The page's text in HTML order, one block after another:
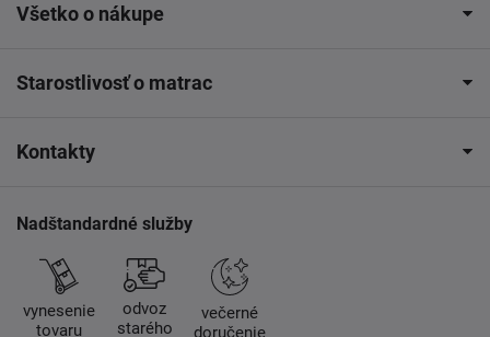
Všetko o nákupe
Starostlivosť o matrac
Kontakty
Nadštandardné služby
vynesenie
tovaru
odvoz
starého
večerné
doručenie